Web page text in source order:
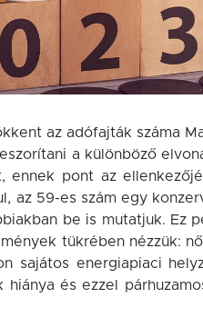
az adófajták száma
a különböző
ennek pont az
az 59-es szám egy
be is mutatjuk. Ez
tükrében nézzük:
sajátos energiapiaci
hiánya és ezzel